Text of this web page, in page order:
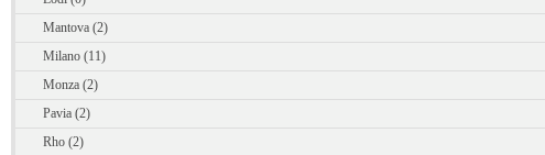
Mantova (2)
Milano (11)
Monza (2)
Pavia (2)
Rho (2)